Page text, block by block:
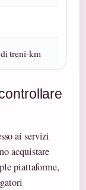
treni-km
ai servizi
acquistare
piattaforme,